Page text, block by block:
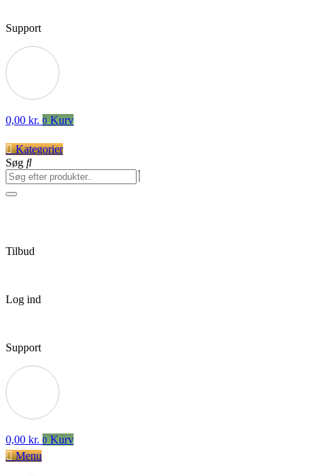
Support
0,00 kr. 0 Kurv
Kategorier
Søg
Tilbud
Log ind
Support
0,00 kr. 0 Kurv
Menu